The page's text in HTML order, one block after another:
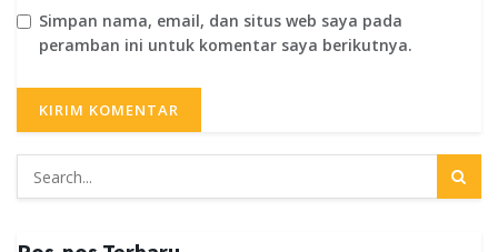
Simpan nama, email, dan situs web saya pada
peramban ini untuk komentar saya berikutnya.